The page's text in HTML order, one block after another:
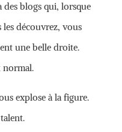
des blogs qui, lorsque
les découvrez, vous
une belle droite.
normal.
explose à la figure.